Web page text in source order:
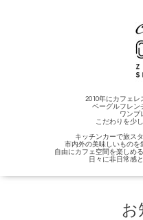
2010年にカフェレ
ベーグルフレン
ワンプ
こだわりを少
キッチンカーで旅ス
市内外の美味しいものを
自由にカフェ空間を楽しめ
日々に非日常感
お